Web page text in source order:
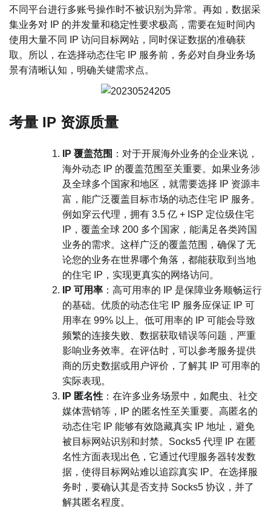
不同平台进行多账号操作时不被识别为异常。再如，数据采
集业务对 IP 的并发量和稳定性要求极高，需要在短时间内
使用大量不同 IP 访问目标网站，同时保证数据的准确获
取。所以，在选择动态住宅 IP 服务前，务必对自身业务场
景有清晰认知，明确关键需求点。
考量 IP 资源质量
IP 覆盖范围 ：对于开展海外业务的企业来说，
海外动态 IP 的覆盖范围至关重要。如果业务涉
及全球多个国家和地区，就需要选择 IP 资源丰
富，能广泛覆盖目标市场的动态住宅 IP 服务。
例如穿云代理，拥有 3.5 亿 + ISP 定位级住宅
IP，覆盖全球 200 多个国家，能满足各类跨国
业务的需求。这样广泛的覆盖范围，确保了无
论您的业务在世界哪个角落，都能获取到当地
的住宅 IP，实现更真实的网络访问。
IP 可用率 ：高可用率的 IP 是保障业务顺畅运行
的基础。优质的动态住宅 IP 服务应保证 IP 可
用率在 99% 以上。低可用率的 IP 可能会导致
频繁的连接失败、数据获取错误等问题，严重
影响业务效率。在评估时，可以参考服务提供
商的历史数据或用户评价，了解其 IP 可用率的
实际表现。
IP 匿名性 ：在许多业务场景中，如爬虫、社交
媒体营销等，IP 的匿名性至关重要。高匿名的
动态住宅 IP 能够有效隐藏真实 IP 地址，避免
被目标网站识别和封禁。Socks5 代理 IP 在匿
名性方面表现出色，它通过代理服务器转发数
据，使得目标网站难以追踪真实 IP。在选择服
务时，要确认其是否支持 Socks5 协议，并了
解其匿名程度。